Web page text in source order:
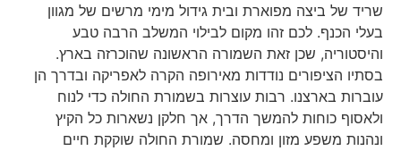
שריד של ביצה מפוארת ובית גידול מימי מרשים של מגוון
בעלי הכנף. לכם זהו מקום לבילוי המשלב הרבה טבע
והיסטוריה, שכן זאת השמורה הראשונה שהוכרזה בארץ.
בסתיו הציפורים נודדות מאירופה הקרה לאפריקה ובדרך הן
עוברות בארצנו. רבות עוצרות בשמורת החולה כדי לנוח
ולאסוף כוחות להמשך הדרך, אך חלקן נשארות כל הקיץ
ונהנות משפע מזון ומחסה. שמורת החולה שוקקת חיים